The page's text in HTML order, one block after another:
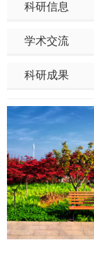
科研信息
学术交流
科研成果